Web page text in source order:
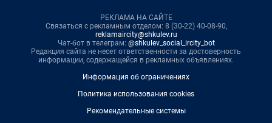
РЕКЛАМА НА САЙТЕ
Связаться с рекламным отделом: 8 (30-22) 40-08-90,
reklamaircity@shkulev.ru
Чат-бот в телеграм: @shkulev_social_ircity_bot
Редакция сайта не несет ответственности за достоверность
информации, содержащейся в рекламных объявлениях.
Информация об ограничениях
Политика использования cookies
Рекомендательные системы